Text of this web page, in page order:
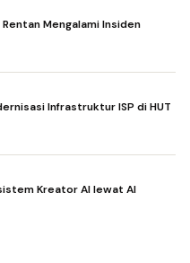
Mengalami Insiden
Infrastruktur ISP di HUT
Kreator AI lewat AI